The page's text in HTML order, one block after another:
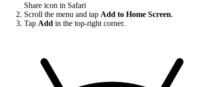
Share icon in Safari
Scroll the menu and tap Add to Home Screen.
Tap Add in the top-right corner.